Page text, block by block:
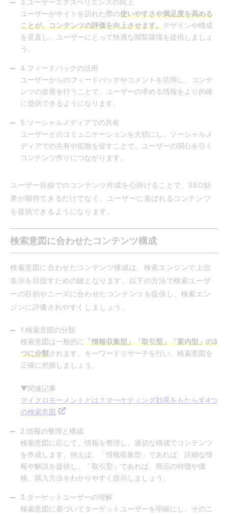
3.ユーザーエクスペリエンスの向上
ユーザーがサイトを訪れた際の使いやすさや満足度を高める
ことが、コンテンツの評価を向上させます。デザインや構成
を見直し、ユーザーにとって快適な閲覧環境を提供しましょ
う。
4.フィードバックの活用
ユーザーからのフィードバックやコメントを活用し、コンテ
ンツの改善を行うことで、ユーザーの求める情報をより的確
に提供できるようになります。
5.ソーシャルメディアでの共有
ユーザーとのコミュニケーションを大切にし、ソーシャルメ
ディアでの共有や拡散を促すことで、ユーザーの関心を引く
コンテンツ作りにつながります。
ユーザー目線でのコンテンツ作成を心掛けることで、SEO効
果が期待できるだけでなく、ユーザーに喜ばれるコンテンツ
を提供できるようになります。
検索意図に合わせたコンテンツ構成
検索意図に合わせたコンテンツ構成は、検索エンジンで上位
表示を目指すための鍵となります。以下の方法で検索ユーザ
ーの目的やニーズに合わせたコンテンツを提供し、検索エン
ジンに評価されやすくしましょう。
1.検索意図の分類
検索意図は一般的に「情報収集型」「取引型」「案内型」の3
つに分類されます。キーワードリサーチを行い、検索意図を
正確に把握しましょう。
▼関連記事
マイクロモーメントとは？マーケティング効果をもたらす4つ
の検索意図
2.情報の整理と構成
検索意図に応じて、情報を整理し、適切な構成でコンテンツ
を作成します。例えば、「情報収集型」であれば、詳細な情
報や解説を提供し、「取引型」であれば、商品の特徴や価
格、購入方法をわかりやすく提示しましょう。
3.ターゲットユーザーの理解
検索意図に基づいてターゲットユーザーを明確にし、そのニ